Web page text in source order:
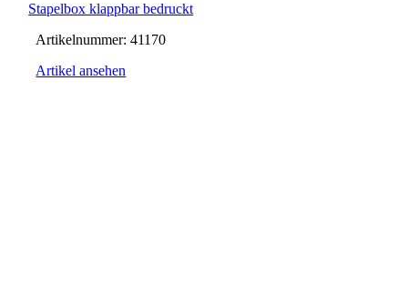
Stapelbox klappbar bedruckt
Artikelnummer:41170
Artikel ansehen